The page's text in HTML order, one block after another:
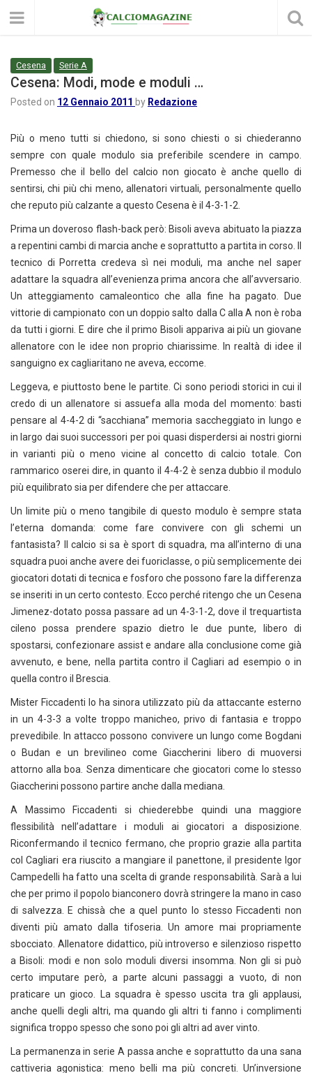
Cesena Serie A
Cesena: Modi, mode e moduli …
Posted on 12 Gennaio 2011 by Redazione
Più o meno tutti si chiedono, si sono chiesti o si chiederanno
sempre con quale modulo sia preferibile scendere in campo.
Premesso che il bello del calcio non giocato è anche quello di
sentirsi, chi più chi meno, allenatori virtuali, personalmente quello
che reputo più calzante a questo Cesena è il 4-3-1-2.
Prima un doveroso flash-back però: Bisoli aveva abituato la piazza
a repentini cambi di marcia anche e soprattutto a partita in corso. Il
tecnico di Porretta credeva sì nei moduli, ma anche nel saper
adattare la squadra all’evenienza prima ancora che all’avversario.
Un atteggiamento camaleontico che alla fine ha pagato. Due
vittorie di campionato con un doppio salto dalla C alla A non è roba
da tutti i giorni. E dire che il primo Bisoli appariva ai più un giovane
allenatore con le idee non proprio chiarissime. In realtà di idee il
sanguigno ex cagliaritano ne aveva, eccome.
Leggeva, e piuttosto bene le partite. Ci sono periodi storici in cui il
credo di un allenatore si assuefa alla moda del momento: basti
pensare al 4-4-2 di “sacchiana” memoria saccheggiato in lungo e
in largo dai suoi successori per poi quasi disperdersi ai nostri giorni
in varianti più o meno vicine al concetto di calcio totale. Con
rammarico oserei dire, in quanto il 4-4-2 è senza dubbio il modulo
più equilibrato sia per difendere che per attaccare.
Un limite più o meno tangibile di questo modulo è sempre stata
l’eterna domanda: come fare convivere con gli schemi un
fantasista? Il calcio si sa è sport di squadra, ma all’interno di una
squadra puoi anche avere dei fuoriclasse, o più semplicemente dei
giocatori dotati di tecnica e fosforo che possono fare la differenza
se inseriti in un certo contesto. Ecco perché ritengo che un Cesena
Jimenez-dotato possa passare ad un 4-3-1-2, dove il trequartista
cileno possa prendere spazio dietro le due punte, libero di
spostarsi, confezionare assist e andare alla conclusione come già
avvenuto, e bene, nella partita contro il Cagliari ad esempio o in
quella contro il Brescia.
Mister Ficcadenti lo ha sinora utilizzato più da attaccante esterno
in un 4-3-3 a volte troppo manicheo, privo di fantasia e troppo
prevedibile. In attacco possono convivere un lungo come Bogdani
o Budan e un brevilineo come Giaccherini libero di muoversi
attorno alla boa. Senza dimenticare che giocatori come lo stesso
Giaccherini possono partire anche dalla mediana.
A Massimo Ficcadenti si chiederebbe quindi una maggiore
flessibilità nell’adattare i moduli ai giocatori a disposizione.
Riconfermando il tecnico fermano, che proprio grazie alla partita
col Cagliari era riuscito a mangiare il panettone, il presidente Igor
Campedelli ha fatto una scelta di grande responsabilità. Sarà a lui
che per primo il popolo bianconero dovrà stringere la mano in caso
di salvezza. E chissà che a quel punto lo stesso Ficcadenti non
diventi più amato dalla tifoseria. Un amore mai propriamente
sbocciato. Allenatore didattico, più introverso e silenzioso rispetto
a Bisoli: modi e non solo moduli diversi insomma. Non gli si può
certo imputare però, a parte alcuni passaggi a vuoto, di non
praticare un gioco. La squadra è spesso uscita tra gli applausi,
anche quelli degli altri, ma quando gli altri ti fanno i complimenti
significa troppo spesso che sono poi gli altri ad aver vinto.
La permanenza in serie A passa anche e soprattutto da una sana
cattiveria agonistica: meno belli ma più concreti. Un’inversione